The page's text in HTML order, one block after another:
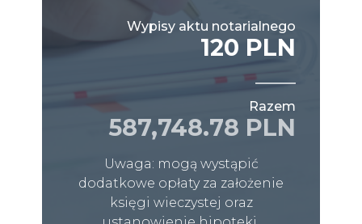
Wypisy aktu notarialnego
120 PLN
Razem
587,748.78 PLN
Uwaga: mogą wystąpić
dodatkowe opłaty za założenie
księgi wieczystej oraz